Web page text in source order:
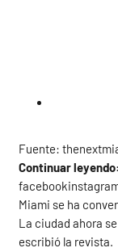
Fuente:
Continuar leyendo:
Miami se ha
La ciudad ahora
escribió la revista.